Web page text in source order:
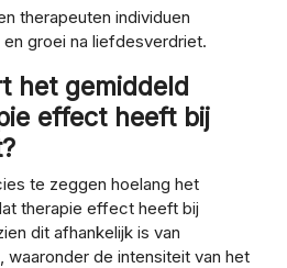
therapeuten individuen
groei na liefdesverdriet.
het gemiddeld
effect heeft bij
te zeggen hoelang het
therapie effect heeft bij
dit afhankelijk is van
de intensiteit van het